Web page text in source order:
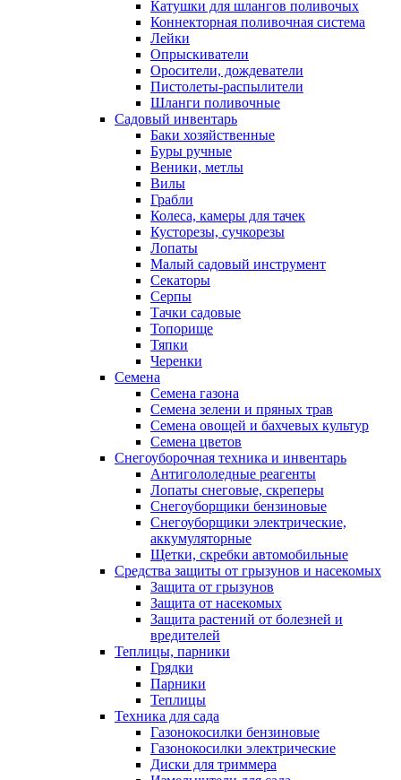
Катушки для шлангов поливочых
Коннекторная поливочная система
Лейки
Опрыскиватели
Оросители, дождеватели
Пистолеты-распылители
Шланги поливочные
Садовый инвентарь
Баки хозяйственные
Буры ручные
Веники, метлы
Вилы
Грабли
Колеса, камеры для тачек
Кусторезы, сучкорезы
Лопаты
Малый садовый инструмент
Секаторы
Серпы
Тачки садовые
Топорище
Тяпки
Черенки
Семена
Семена газона
Семена зелени и пряных трав
Семена овощей и бахчевых культур
Семена цветов
Снегоуборочная техника и инвентарь
Антигололедные реагенты
Лопаты снеговые, скреперы
Снегоуборщики бензиновые
Снегоуборщики электрические,
аккумуляторные
Щетки, скребки автомобильные
Средства защиты от грызунов и насекомых
Защита от грызунов
Защита от насекомых
Защита растений от болезней и
вредителей
Теплицы, парники
Грядки
Парники
Теплицы
Техника для сада
Газонокосилки бензиновые
Газонокосилки электрические
Диски для триммера